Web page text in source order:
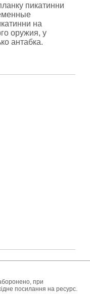
пикатинни
на
оружия, у
антабка.
при
посилання на ресурс.